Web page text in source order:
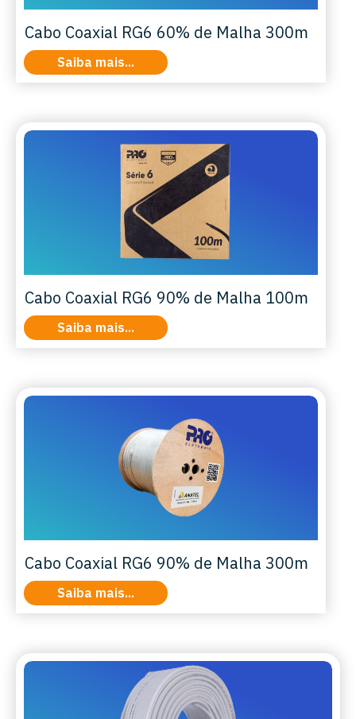
Cabo Coaxial RG6 60% de Malha 300m
Saiba mais...
Cabo Coaxial RG6 90% de Malha 100m
Saiba mais...
Cabo Coaxial RG6 90% de Malha 300m
Saiba mais...